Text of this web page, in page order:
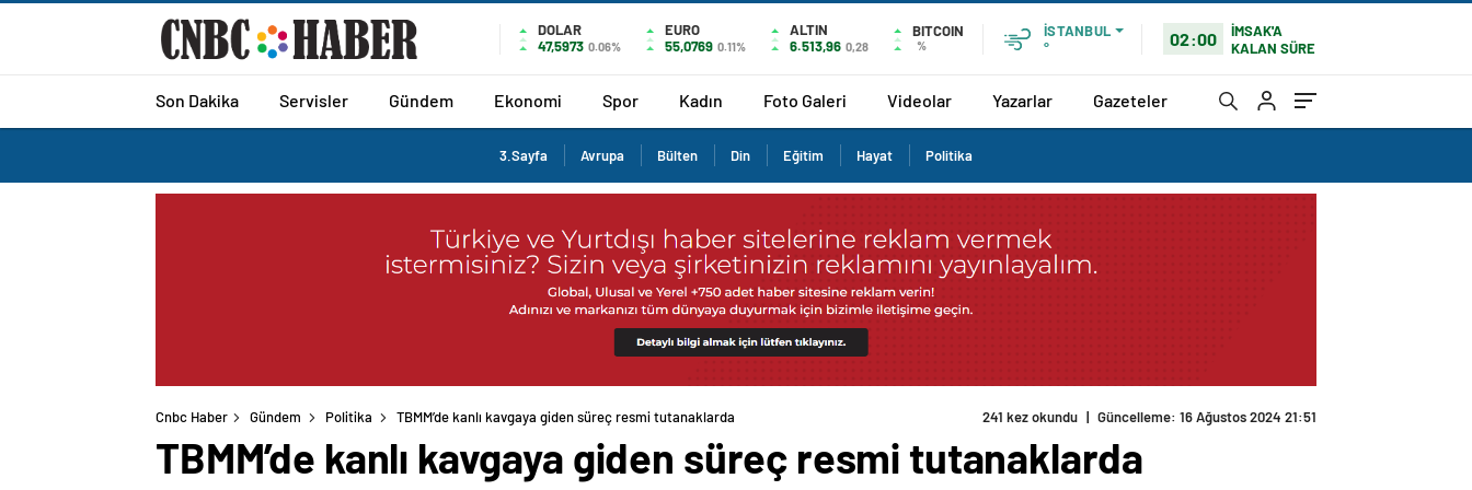
DOLAR
47,5973 0.06%
EURO
55,0769 0.11%
ALTIN
6.513,96 0,28
BITCOIN
%
İSTANBUL
°
02:00
İMSAK'A
KALAN SÜRE
Son Dakika Servisler Gündem Ekonomi Spor Kadın Foto Galeri Videolar Yazarlar Gazeteler
3.Sayfa Avrupa Bülten Din Eğitim Hayat Politika
Cnbc Haber Gündem Politika TBMM’de kanlı kavgaya giden süreç resmi tutanaklarda 241 kez okundu | Güncelleme: 16 Ağustos 2024 21:51
TBMM’de kanlı kavgaya giden süreç resmi tutanaklarda